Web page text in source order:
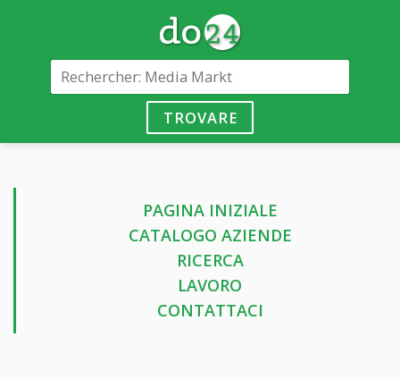
TROVARE
PAGINA INIZIALE
CATALOGO AZIENDE
RICERCA
LAVORO
CONTATTACI